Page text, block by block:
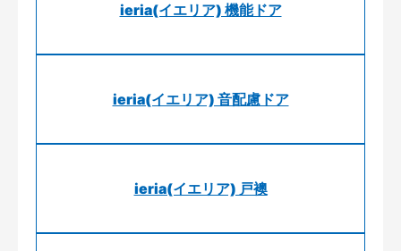
ieria(イエリア) 機能ドア
ieria(イエリア) 音配慮ドア
ieria(イエリア) 戸襖